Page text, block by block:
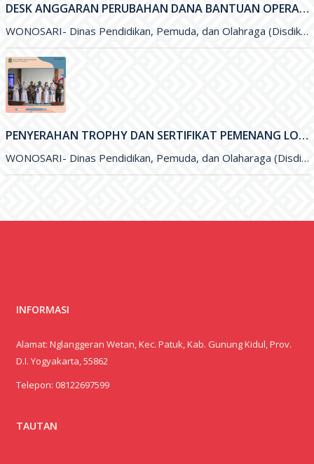
DESK ANGGARAN PERUBAHAN DANA BANTUAN OPERASIONAL SEKOLAH (BOS) 2021
WONOSARI- Dinas Pendidikan, Pemuda, dan Olahraga (Disdikpora) Kabupaten Gunungkidul menyelenggarakan kegiatan Desk Anggaran Perubahan Dana Bantuan Operasional Sekolah&nbsp; (BOS
PENYERAHAN TROPHY DAN SERTIFIKAT PEMENANG LOMBA OLIMPIADE SAINS NASIONAL (OSN) DAN FESTIVAL LOMBA SENI NASIONAL (FLSSN) JENJANG SMP TINGKAT KABUPATEN
WONOSARI- Dinas Pendidikan, Pemuda, dan Olaharaga (Disdikpora) Kabupaten Gunungkidul melalui Bidang Sekolah Menegah Pertama (SMP) melaksanakan kegiatan penyerahan Trophy dan
INFORMASI
Alamat: Nglanggeran Wetan, Kec. Patuk, Kab. Gunung Kidul, Prov.
D.I. Yogyakarta, 55862
Telepon: 08122697599
TAUTAN